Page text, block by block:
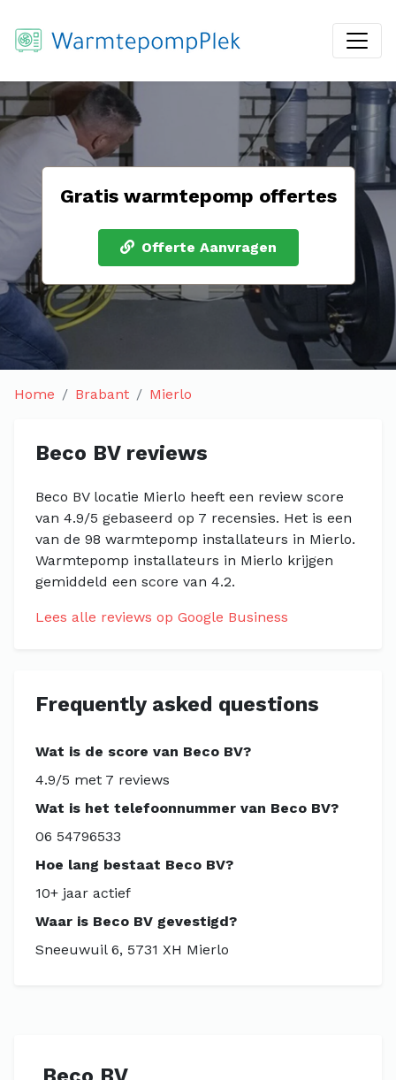
Gratis warmtepomp offertes
Offerte Aanvragen
Home Brabant Mierlo
Beco BV reviews
Beco BV locatie Mierlo heeft een review score
van 4.9/5 gebaseerd op 7 recensies. Het is een
van de 98 warmtepomp installateurs in Mierlo.
Warmtepomp installateurs in Mierlo krijgen
gemiddeld een score van 4.2.
Lees alle reviews op Google Business
Frequently asked questions
Wat is de score van Beco BV?
4.9/5 met 7 reviews
Wat is het telefoonnummer van Beco BV?
06 54796533
Hoe lang bestaat Beco BV?
10+ jaar actief
Waar is Beco BV gevestigd?
Sneeuwuil 6, 5731 XH Mierlo